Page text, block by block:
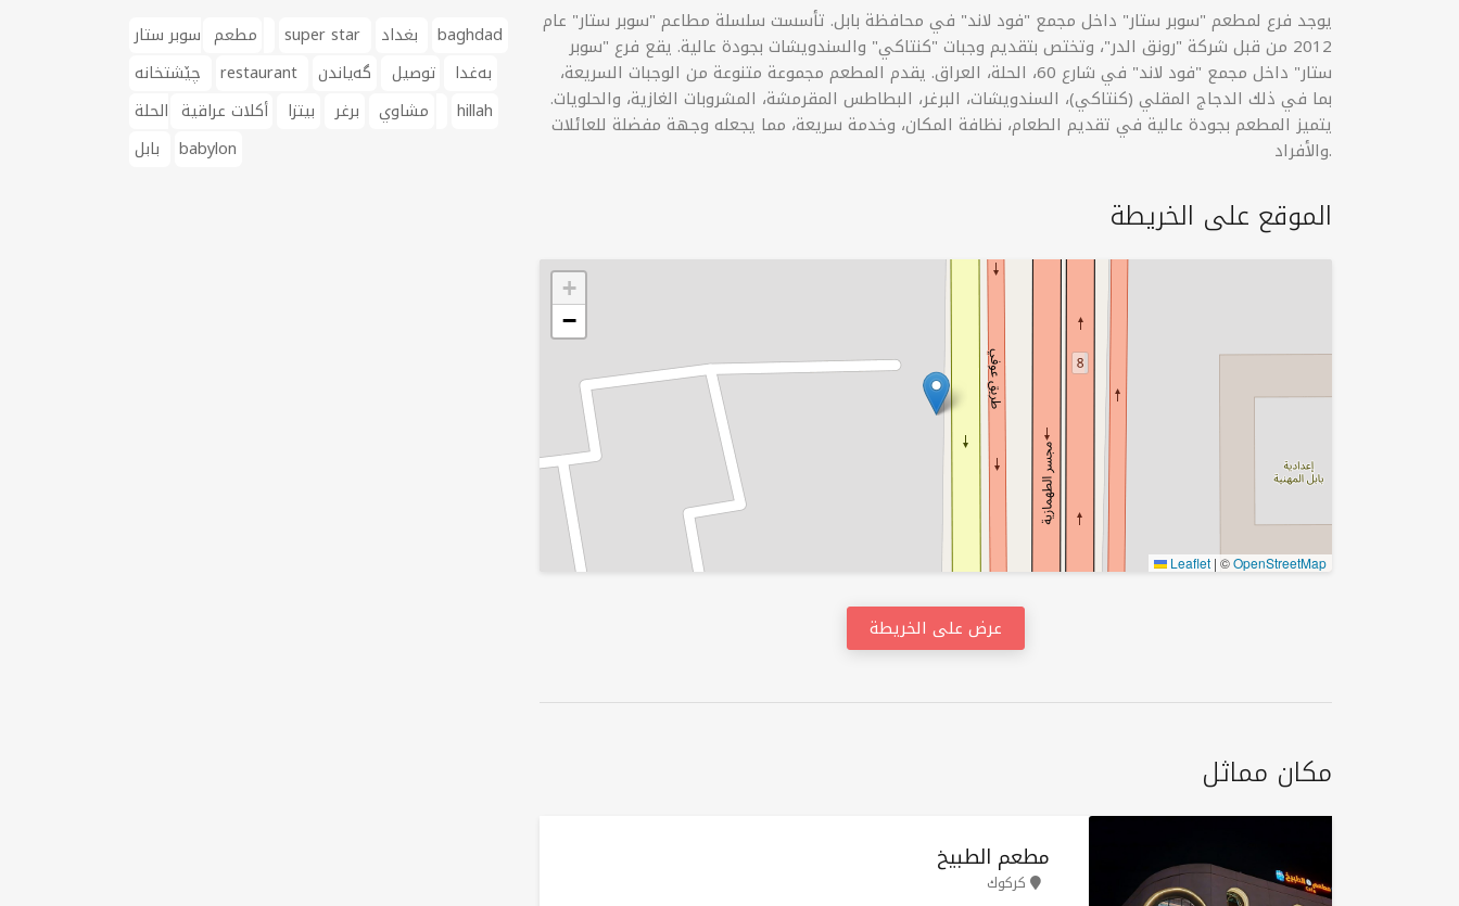
مطعم super star
baghdad
restaurant بەغدا توصيل
گەیاندن
مشاوي
برغر بيتزا أكلات عراقية
hillah
babylon
يوجد فرع لمطعم "سوبر ستار" داخل مجمع "فود لاند" في محافظة بابل. تأسست سلسلة مطاعم "سوبر ستار" عام
2012 من قبل شركة "رونق الدر"، وتختص بتقديم وجبات "كنتاكي" والسندويشات بجودة عالية. يقع فرع "سوبر
ستار" داخل مجمع "فود لاند" في شارع 60، الحلة، العراق. يقدم المطعم مجموعة متنوعة من الوجبات السريعة،
بما في ذلك الدجاج المقلي (كنتاكي)، السندويشات، البرغر، البطاطس المقرمشة، المشروبات الغازية، والحلويات.
يتميز المطعم بجودة عالية في تقديم الطعام، نظافة المكان، وخدمة سريعة، مما يجعله وجهة مفضلة للعائلات
والأفراد.
الموقع على الخريطة
+
−
Leaflet | ©OpenStreetMap
عرض على الخريطة
مكان مماثل
مطعم الطبيخ
کرکوك